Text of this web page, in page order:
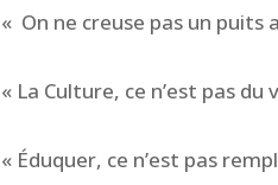
« On ne creuse pas un puits
« La Culture, ce n’est pas du
« Éduquer, ce n’est pas